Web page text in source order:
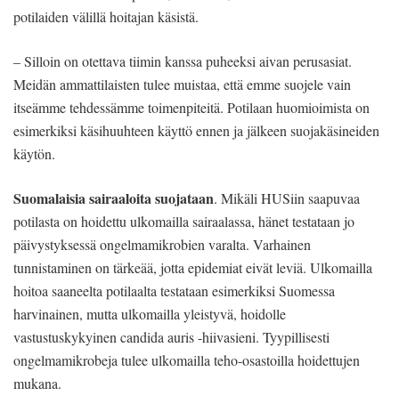
potilaiden välillä hoitajan käsistä.
– Silloin on otettava tiimin kanssa puheeksi aivan perusasiat.
Meidän ammattilaisten tulee muistaa, että emme suojele vain
itseämme tehdessämme toimenpiteitä. Potilaan huomioimista on
esimerkiksi käsihuuhteen käyttö ennen ja jälkeen suojakäsineiden
käytön.
Suomalaisia sairaaloita suojataan. Mikäli HUSiin saapuvaa
potilasta on hoidettu ulkomailla sairaalassa, hänet testataan jo
päivystyksessä ongelmamikrobien varalta. Varhainen
tunnistaminen on tärkeää, jotta epidemiat eivät leviä. Ulkomailla
hoitoa saaneelta potilaalta testataan esimerkiksi Suomessa
harvinainen, mutta ulkomailla yleistyvä, hoidolle
vastustuskykyinen candida auris -hiivasieni. Tyypillisesti
ongelmamikrobeja tulee ulkomailla teho-osastoilla hoidettujen
mukana.